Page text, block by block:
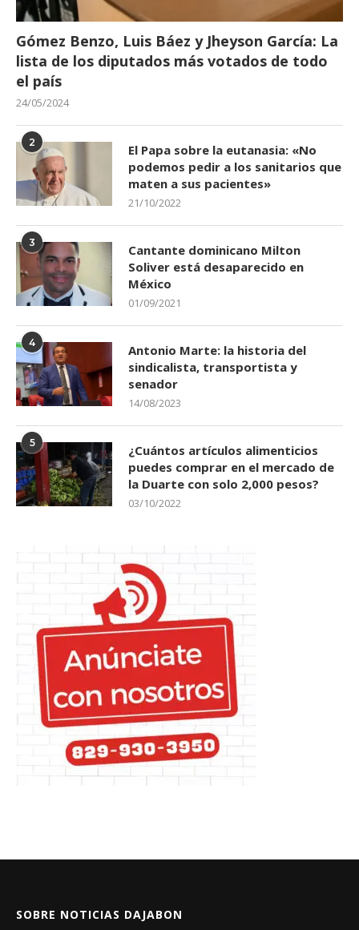
Gómez Benzo, Luis Báez y Jheyson García: La
lista de los diputados más votados de todo
el país
24/05/2024
2
El Papa sobre la eutanasia: «No
podemos pedir a los sanitarios que
maten a sus pacientes»
21/10/2022
3
Cantante dominicano Milton
Soliver está desaparecido en
México
01/09/2021
4
Antonio Marte: la historia del
sindicalista, transportista y
senador
14/08/2023
5
¿Cuántos artículos alimenticios
puedes comprar en el mercado de
la Duarte con solo 2,000 pesos?
03/10/2022
SOBRE NOTICIAS DAJABON